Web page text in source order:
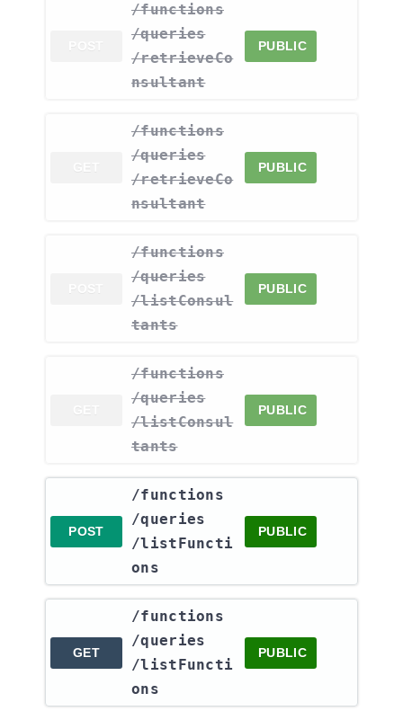
POST
​/functions​
/queries​
/retrieveCo
nsultant
PUBLIC
GET
​/functions​
/queries​
/retrieveCo
nsultant
PUBLIC
POST
​/functions​
/queries​
/listConsul
tants
PUBLIC
GET
​/functions​
/queries​
/listConsul
tants
PUBLIC
POST
​/functions​
/queries​
/listFuncti
ons
PUBLIC
GET
​/functions​
/queries​
/listFuncti
ons
PUBLIC